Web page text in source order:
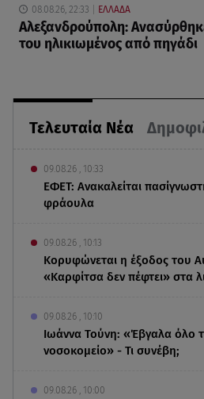
Τελευταία Νέα
09.08.26 , 10:33
ΕΦΕΤ: Ανακαλείται
φράουλα
09.08.26 , 10:13
Κορυφώνεται η έξοδος του
«Καρφίτσα δεν πέφτει» στα
09.08.26 , 10:10
Ιωάννα Τούνη: «Έβγαλα όλο
νοσοκομείο» - Τι συνέβη;
09.08.26 , 10:00
08.08.26, 22:33 ΕΛΛΑΔΑ
Αλεξανδρούπολη:
του ηλικιωμένος από πηγάδι